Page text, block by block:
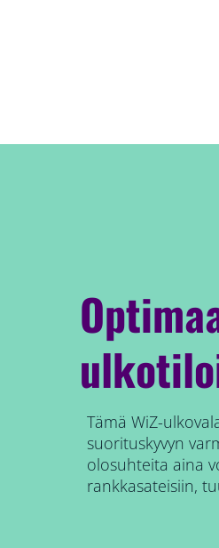
Tämä WiZ-
suorituskyvyn
olosuhteita aina
rankkasateisiin,